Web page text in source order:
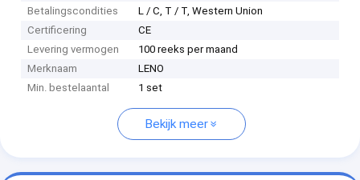
Betalingscondities
L / C, T / T, Western Union
Certificering
CE
Levering vermogen
100 reeks per maand
Merknaam
LENO
Min. bestelaantal
1 set
Bekijk meer